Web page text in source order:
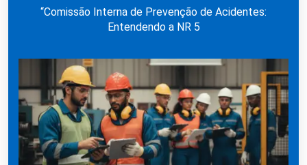
“Comissão Interna de Prevenção de Acidentes:
Entendendo a NR 5